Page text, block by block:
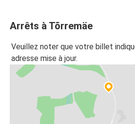
Arrêts à Tõrremäe
Veuillez noter que votre billet
adresse mise à jour.